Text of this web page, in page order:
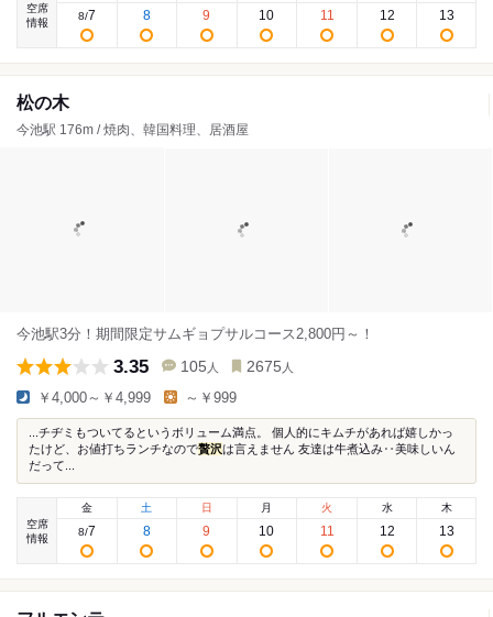
空席
情報
8/7 8 9 10 11 12 13
松の木
今池駅 176m / 焼肉、韓国料理、居酒屋
今池駅3分！期間限定サムギョプサルコース2,800円～！
3.35 105 人 2675 人
￥4,000～￥4,999 ～￥999
...チヂミもついてるというボリューム満点。 個人的にキムチがあれば嬉しかっ
たけど、お値打ちランチなので贅沢は言えません 友達は牛煮込み‥美味しいん
だって...
空席
情報
金
8/7
土
8
日
9
月
10
火
11
水
12
木
13